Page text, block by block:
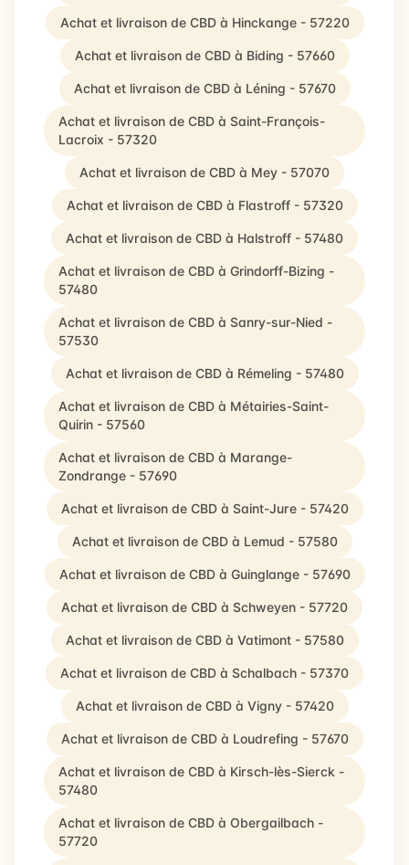
Achat et livraison de CBD à Hinckange - 57220
Achat et livraison de CBD à Biding - 57660
Achat et livraison de CBD à Léning - 57670
Achat et livraison de CBD à Saint-François-
Lacroix - 57320
Achat et livraison de CBD à Mey - 57070
Achat et livraison de CBD à Flastroff - 57320
Achat et livraison de CBD à Halstroff - 57480
Achat et livraison de CBD à Grindorff-Bizing -
57480
Achat et livraison de CBD à Sanry-sur-Nied -
57530
Achat et livraison de CBD à Rémeling - 57480
Achat et livraison de CBD à Métairies-Saint-
Quirin - 57560
Achat et livraison de CBD à Marange-
Zondrange - 57690
Achat et livraison de CBD à Saint-Jure - 57420
Achat et livraison de CBD à Lemud - 57580
Achat et livraison de CBD à Guinglange - 57690
Achat et livraison de CBD à Schweyen - 57720
Achat et livraison de CBD à Vatimont - 57580
Achat et livraison de CBD à Schalbach - 57370
Achat et livraison de CBD à Vigny - 57420
Achat et livraison de CBD à Loudrefing - 57670
Achat et livraison de CBD à Kirsch-lès-Sierck -
57480
Achat et livraison de CBD à Obergailbach -
57720